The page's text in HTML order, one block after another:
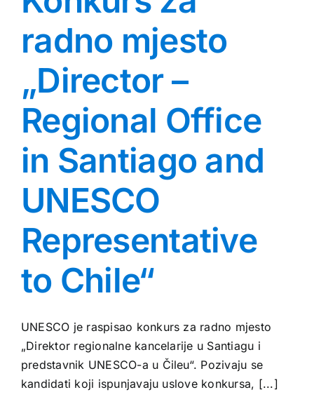
radno mjesto
„Director –
Regional Office
in Santiago and
UNESCO
Representative
to Chile“
UNESCO je raspisao konkurs za radno mjesto
„Direktor regionalne kancelarije u Santiagu i
predstavnik UNESCO-a u Čileu“. Pozivaju se
kandidati koji ispunjavaju uslove konkursa, [...]